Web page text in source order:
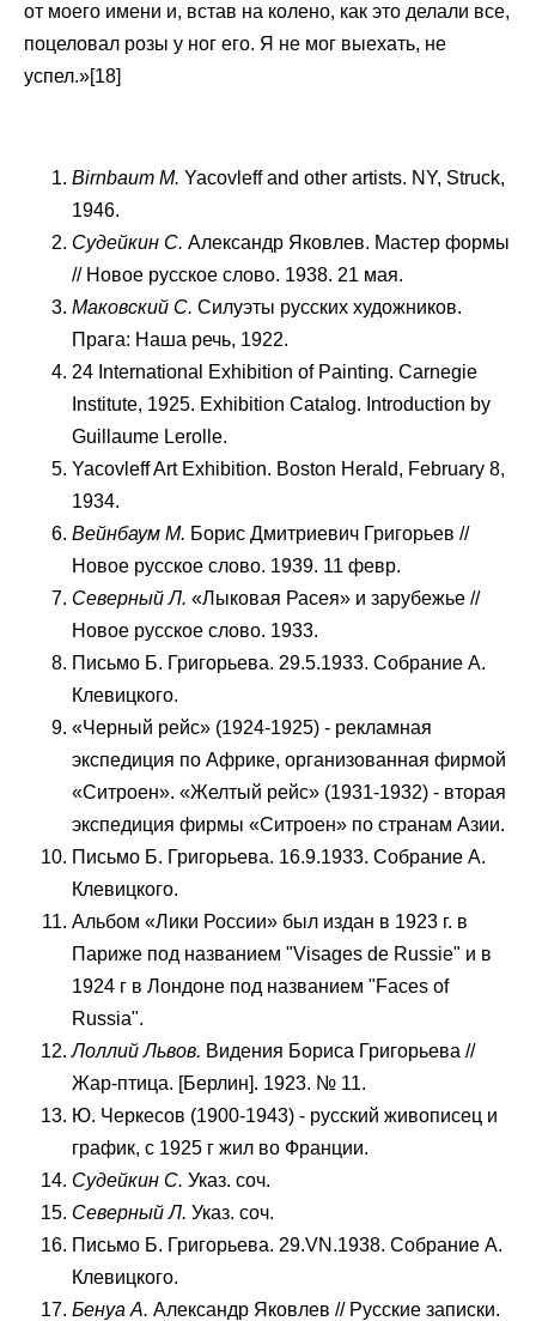
от моего имени и, встав на колено, как это делали все,
поцеловал розы у ног его. Я не мог выехать, не
успел.»[18]
Birnbaum М. Yacovleff and other artists. NY, Struck,
1946.
Судейкин C. Александр Яковлев. Мастер формы
// Новое русское слово. 1938. 21 мая.
Маковский С. Силуэты русских художников.
Прага: Наша речь, 1922.
24 International Exhibition of Painting. Carnegie
Institute, 1925. Exhibition Catalog. Introduction by
Guillaume Lerolle.
Yacovleff Art Exhibition. Boston Herald, February 8,
1934.
Вейнбаум М. Борис Дмитриевич Григорьев //
Новое русское слово. 1939. 11 февр.
Северный Л. «Лыковая Расея» и зарубежье //
Новое русское слово. 1933.
Письмо Б. Григорьева. 29.5.1933. Собрание А.
Клевицкого.
«Черный рейс» (1924-1925) - рекламная
экспедиция по Африке, организованная фирмой
«Ситроен». «Желтый рейс» (1931-1932) - вторая
экспедиция фирмы «Ситроен» по странам Азии.
Письмо Б. Григорьева. 16.9.1933. Собрание А.
Клевицкого.
Альбом «Лики России» был издан в 1923 г. в
Париже под названием "Visages de Russie" и в
1924 г в Лондоне под названием "Faces of
Russia".
Лоллий Львов. Видения Бориса Григорьева //
Жар-птица. [Берлин]. 1923. № 11.
Ю. Черкесов (1900-1943) - русский живописец и
график, с 1925 г жил во Франции.
Судейкин C. Указ. соч.
Северный Л. Указ. соч.
Письмо Б. Григорьева. 29.VN.1938. Собрание А.
Клевицкого.
Бенуа А. Александр Яковлев // Русские записки.